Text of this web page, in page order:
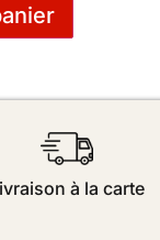
à la carte